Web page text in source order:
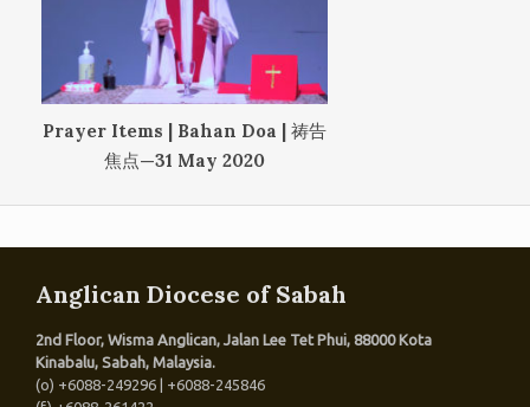
Prayer Items | Bahan Doa | 祷告
焦点—31 May 2020
Anglican Diocese of Sabah
2nd Floor, Wisma Anglican, Jalan Lee Tet Phui, 88000 Kota
Kinabalu, Sabah, Malaysia.
(o) +6088-249296 | +6088-245846